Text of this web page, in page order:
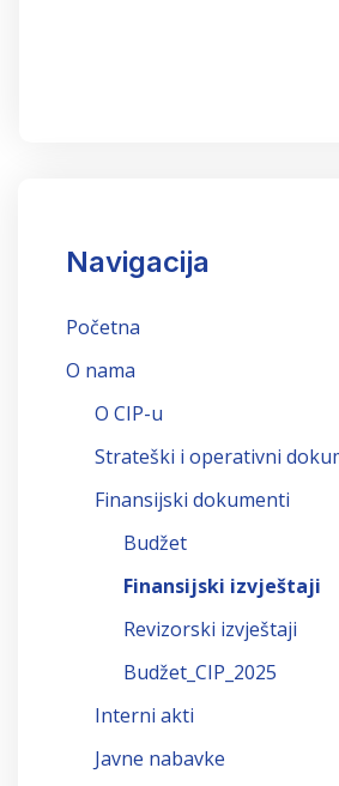
Navigacija
Početna
O nama
O CIP-u
Strateški i operativni
Finansijski dokumenti
Budžet
Finansijski izvještaji
Revizorski izvještaji
Budžet_CIP_2025
Interni akti
Javne nabavke